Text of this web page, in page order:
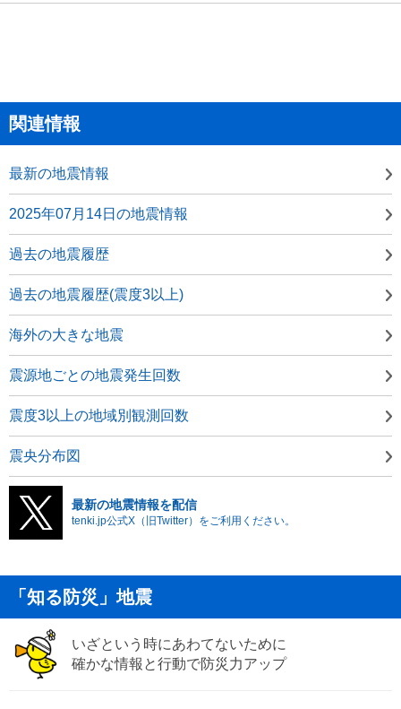
関連情報
最新の地震情報
2025年07月14日の地震情報
過去の地震履歴
過去の地震履歴(震度3以上)
海外の大きな地震
震源地ごとの地震発生回数
震度3以上の地域別観測回数
震央分布図
最新の地震情報を配信
tenki.jp公式X（旧Twitter）をご利用ください。
「知る防災」地震
いざという時にあわてないために
確かな情報と行動で防災力アップ